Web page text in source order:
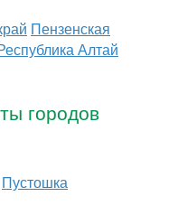
Пензенская
Алтай
городов
Пустошка